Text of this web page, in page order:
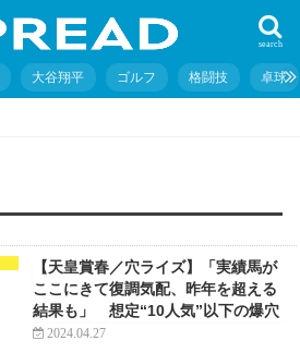
search
大谷翔平 ゴルフ 格闘技 卓球
【天皇賞春／穴ライズ】「実績馬が
ここにきて復調気配、昨年を超える
結果も」 想定“10人気”以下の爆穴
2024.04.27